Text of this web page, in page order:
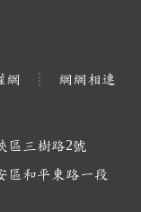
網
網網相連
區三樹路2號
區和平東路一段